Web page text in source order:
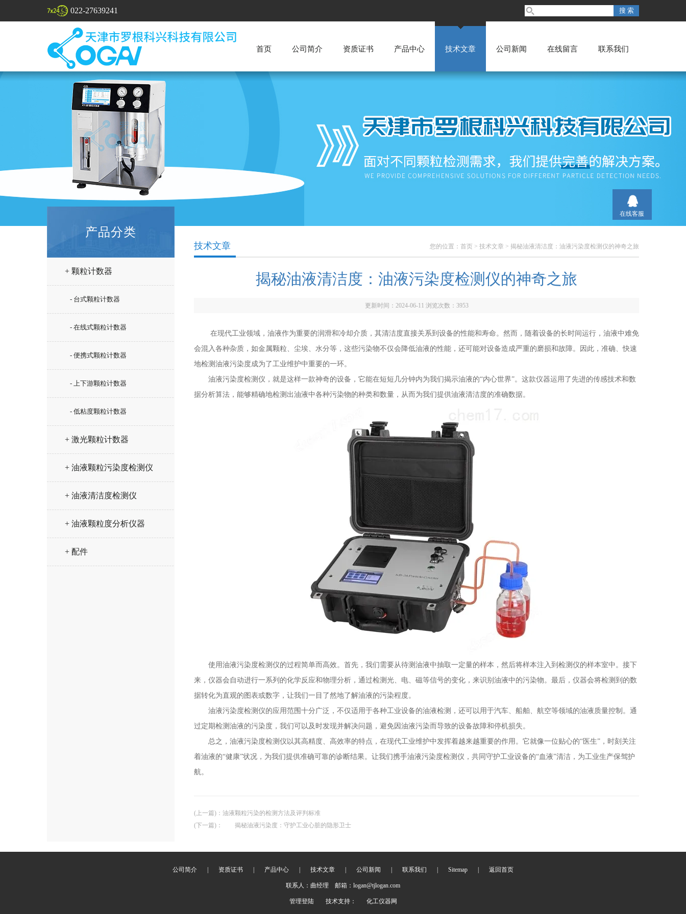
022-27639241
首页 公司简介 资质证书 产品中心 技术文章 公司新闻 在线留言 联系我们
产品分类
+ 颗粒计数器
- 台式颗粒计数器
- 在线式颗粒计数器
- 便携式颗粒计数器
- 上下游颗粒计数器
- 低粘度颗粒计数器
+ 激光颗粒计数器
+ 油液颗粒污染度检测仪
+ 油液清洁度检测仪
+ 油液颗粒度分析仪器
+ 配件
您的位置： 首页 > 技术文章 > 揭秘油液清洁度：油液污染度检测仪的神奇之旅
技术文章
揭秘油液清洁度：油液污染度检测仪的神奇之旅
更新时间：2024-06-11 浏览次数： 3953
在现代工业领域，油液作为重要的润滑和冷却介质，其清洁度直接关系到设备的性能和寿命。然而，随着设备的长时间运行，油液中难免
会混入各种杂质，如金属颗粒、尘埃、水分等，这些污染物不仅会降低油液的性能，还可能对设备造成严重的磨损和故障。因此，准确、快速
地检测油液污染度成为了工业维护中重要的一环。
油液污染度检测仪，就是这样一款神奇的设备，它能在短短几分钟内为我们揭示油液的“内心世界”。这款仪器运用了先进的传感技术和数
据分析算法，能够精确地检测出油液中各种污染物的种类和数量，从而为我们提供油液清洁度的准确数据。
使用油液污染度检测仪的过程简单而高效。首先，我们需要从待测油液中抽取一定量的样本，然后将样本注入到检测仪的样本室中。接下
来，仪器会自动进行一系列的化学反应和物理分析，通过检测光、电、磁等信号的变化，来识别油液中的污染物。最后，仪器会将检测到的数
据转化为直观的图表或数字，让我们一目了然地了解油液的污染程度。
油液污染度检测仪的应用范围十分广泛，不仅适用于各种工业设备的油液检测，还可以用于汽车、船舶、航空等领域的油液质量控制。通
过定期检测油液的污染度，我们可以及时发现并解决问题，避免因油液污染而导致的设备故障和停机损失。
总之，油液污染度检测仪以其高精度、高效率的特点，在现代工业维护中发挥着越来越重要的作用。它就像一位贴心的“医生”，时刻关注
着油液的“健康”状况，为我们提供准确可靠的诊断结果。让我们携手油液污染度检测仪，共同守护工业设备的“血液”清洁，为工业生产保驾护
航。
(上一篇) ： 油液颗粒污染的检测方法及评判标准
(下一篇) ： 揭秘油液污染度：守护工业心脏的隐形卫士
公司简介 资质证书 产品中心 技术文章 公司新闻 联系我们 Sitemap 返回首页
联系人：曲经理 邮箱：logan@tjlogan.com
管理登陆 技术支持： 化工仪器网
在线客服